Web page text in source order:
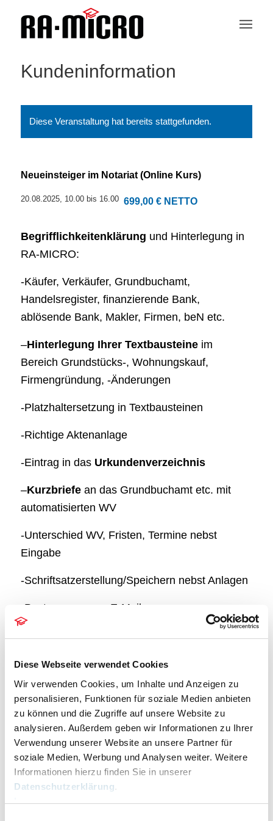
Diese Webseite verwendet Cookies
Wir verwenden Cookies, um Inhalte und Anzeigen zu
personalisieren, Funktionen für soziale Medien anbieten
zu können und die Zugriffe auf unsere Website zu
analysieren. Außerdem geben wir Informationen zu Ihrer
Verwendung unserer Website an unsere Partner für
soziale Medien, Werbung und Analysen weiter. Weitere
Informationen hierzu finden Sie in unserer
Datenschutzerklärung.
Impressum
Kundeninformation
Diese Veranstaltung hat bereits stattgefunden.
Neueinsteiger im Notariat (Online Kurs)
20.08.2025, 10.00bis 16.00 699,00 € NETTO
Begrifflichkeitenklärung und Hinterlegung in
RA-MICRO:
-Käufer, Verkäufer, Grundbuchamt,
Handelsregister, finanzierende Bank,
ablösende Bank, Makler, Firmen, beN etc.
–Hinterlegung Ihrer Textbausteineim
Bereich Grundstücks-, Wohnungskauf,
Firmengründung, -Änderungen
-Platzhaltersetzung in Textbausteinen
-Richtige Aktenanlage
-Eintrag in das Urkundenverzeichnis
–Kurzbriefean das Grundbuchamt etc. mit
automatisierten WV
-Unterschied WV, Fristen, Termine nebst
Eingabe
-Schriftsatzerstellung/Speichern nebst Anlagen
-Postausgang per E-Mail …
Die elektronische Übertragung
denNotaraus RA-MICRO heraus:
Posteingang undSpeicherung zur E-Akte
-Outlook-Schnittstelle
–Notar-Rechnungen/Entwürfe